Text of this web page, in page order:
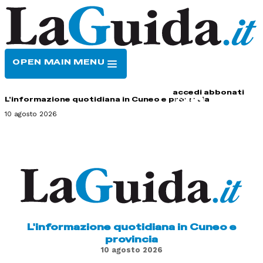
OPEN MAIN MENU
accedi abbonati
L'informazione quotidiana in Cuneo e provincia
10 agosto 2026
L'informazione quotidiana in Cuneo e
provincia
10 agosto 2026